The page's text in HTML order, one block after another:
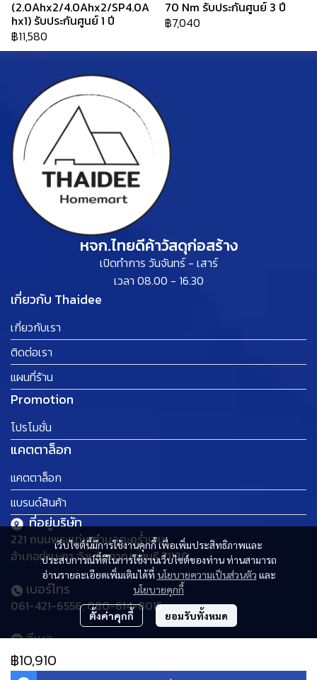
(2.0Ahx2/4.0Ahx2/SP4.0A
hx1) รับประกันศูนย์ 1 ปี
฿11,580
70 Nm รับประกันศูนย์ 3 ปี
฿7,040
฿10,910
เว็บไซต์นี้มีการใช้งานคุกกี้ เพื่อเพิ่มประสิทธิภาพและ
ประสบการณ์ที่ดีในการใช้งานเว็บไซต์ของท่าน ท่านสามารถ
อ่านรายละเอียดเพิ่มเติมได้ที่ นโยบายความเป็นส่วนตัว และ
นโยบายคุกกี้
ตั้งค่าคุกกี้ ยอมรับทั้งหมด
หจก.ไทยดีค้าวัสดุก่อสร้าง
เปิดทำการ วันจันทร์ - เสาร์
เวลา 08.00 - 16.30
เกี่ยวกับ Thaidee
เกี่ยวกับเรา
ติดต่อเรา
แผนที่ร้าน
Promotion
โปรโมชั่น
แคตตาล็อก
แคตตาล็อก
แบรนด์สินค้า
ที่อยู่บริษัท
221 ถนนพระแท่น ตำบลตะคร้ำเอน
อำเภอท่ามะกา จังหวัดกาญจนบุรี 71130
เบอร์โทร
061-421-6556, 080-614-8015
อีเมล
thaideehomemart@gmail.com